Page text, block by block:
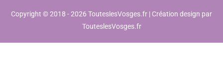
Copyright © 2018 - 2026 TouteslesVosges.fr | Création design par
TouteslesVosges.fr